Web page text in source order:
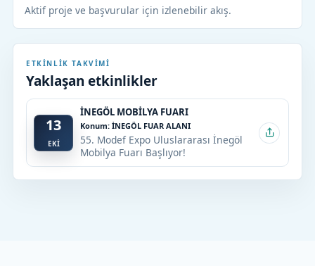
Aktif proje ve başvurular için izlenebilir akış.
ETKINLIK TAKVIMI
Yaklaşan etkinlikler
13
EKİ
İNEGÖL MOBİLYA FUARI
Konum: İNEGÖL FUAR ALANI
55. Modef Expo Uluslararası İnegöl
Mobilya Fuarı Başlıyor!